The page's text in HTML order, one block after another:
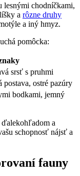
lesnými chodníčkami,
a‌ rôzne druhy
⁣a‍ iný hmyz.
pomôcka:
srsť s ⁢pruhmi
postava, ostré pazúry
bodkami, jemný
a⁤
schopnosť⁢ nájsť a
fauny